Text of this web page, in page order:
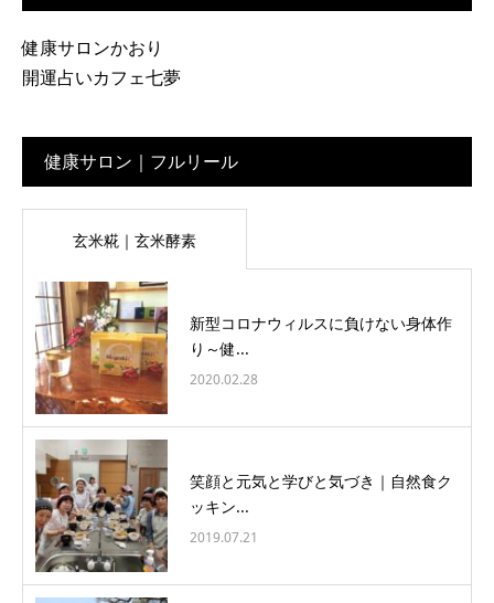
健康サロンかおり
開運占いカフェ七夢
健康サロン｜フルリール
玄米糀｜玄米酵素
新型コロナウィルスに負けない身体作
り～健...
2020.02.28
笑顔と元気と学びと気づき｜自然食ク
ッキン...
2019.07.21